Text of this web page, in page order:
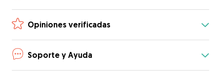
Opiniones verificadas
Soporte y Ayuda